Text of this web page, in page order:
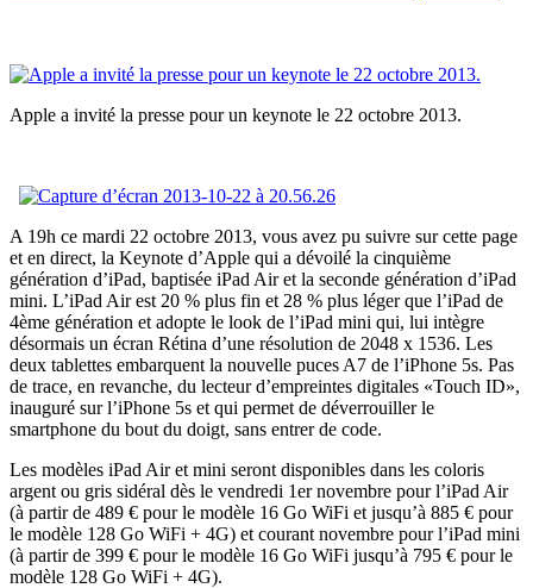
Apple a invité la presse pour un keynote le 22 octobre 2013.
A 19h ce mardi 22 octobre 2013, vous avez pu suivre sur cette page
et en direct, la Keynote d’Apple qui a dévoilé la cinquième
génération d’iPad, baptisée iPad Air et la seconde génération d’iPad
mini. L’iPad Air est 20 % plus fin et 28 % plus léger que l’iPad de
4ème génération et adopte le look de l’iPad mini qui, lui intègre
désormais un écran Rétina d’une résolution de 2048 x 1536. Les
deux tablettes embarquent la nouvelle puces A7 de l’iPhone 5s. Pas
de trace, en revanche, du lecteur d’empreintes digitales «Touch ID»,
inauguré sur l’iPhone 5s et qui permet de déverrouiller le
smartphone du bout du doigt, sans entrer de code.
Les modèles iPad Air et mini seront disponibles dans les coloris
argent ou gris sidéral dès le vendredi 1er novembre pour l’iPad Air
(à partir de 489 € pour le modèle 16 Go WiFi et jusqu’à 885 € pour
le modèle 128 Go WiFi + 4G) et courant novembre pour l’iPad mini
(à partir de 399 € pour le modèle 16 Go WiFi jusqu’à 795 € pour le
modèle 128 Go WiFi + 4G).